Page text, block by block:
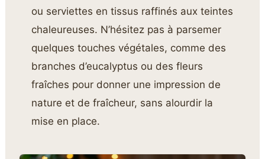
ou serviettes en tissus raffinés aux teintes
chaleureuses. N’hésitez pas à parsemer
quelques touches végétales, comme des
branches d’eucalyptus ou des fleurs
fraîches pour donner une impression de
nature et de fraîcheur, sans alourdir la
mise en place.